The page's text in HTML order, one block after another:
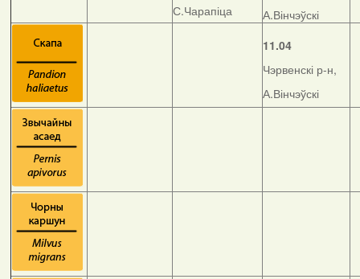
С.Чарапіца
А.Вінчэўскі
11.04
Чэрвенскі р-н,
А.Вінчэўскі